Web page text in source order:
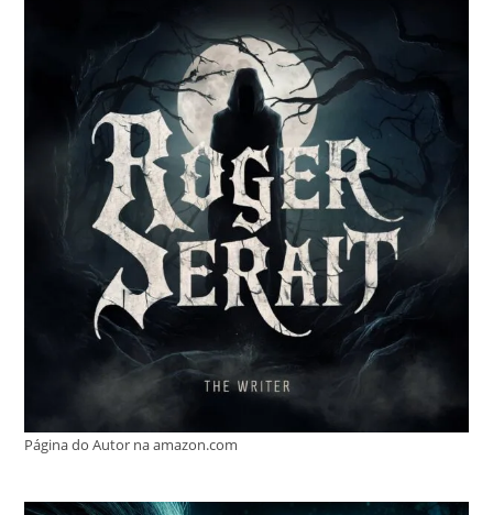
Página do Autor na amazon.com